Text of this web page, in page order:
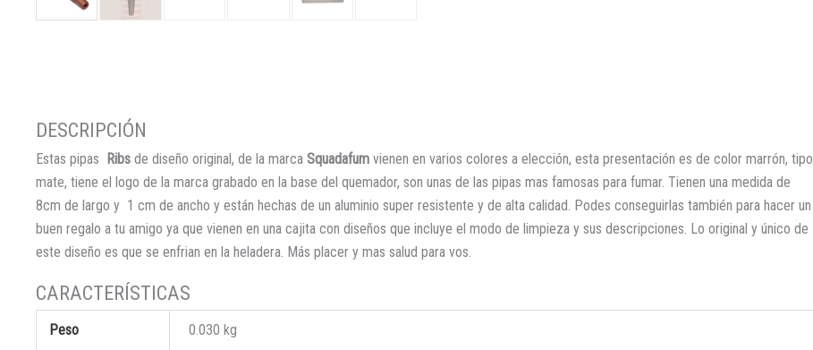
Estas pipas Ribs de diseño original, de la marca Squadafum vienen en varios colores a elección, esta presentación es de color marrón, tipo
mate, tiene el logo de la marca grabado en la base del quemador, son unas de las pipas mas famosas para fumar. Tienen una medida de
8cm de largo y 1 cm de ancho y están hechas de un aluminio super resistente y de alta calidad. Podes conseguirlas también para hacer un
buen regalo a tu amigo ya que vienen en una cajita con diseños que incluye el modo de limpieza y sus descripciones. Lo original y único de
este diseño es que se enfrian en la heladera. Más placer y mas salud para vos.
Peso 0.030 kg